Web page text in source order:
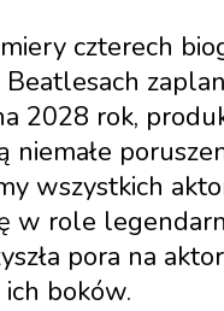
czterech
2028 rok,
niemałe
wszystkich
w role
pora na
boków.